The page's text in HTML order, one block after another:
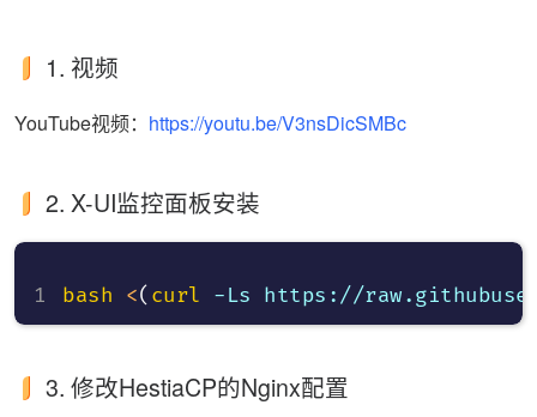
1. 视频
YouTube视频： https://youtu.be/V3nsDicSMBc
2. X-UI监控面板安装
bash <( curl -Ls https://
3. 修改HestiaCP的Nginx配置